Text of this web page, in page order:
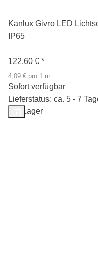
Kanlux Givro LED
IP65
122,60 € *
4,09 € pro 1 m
Sofort verfügbar
Lieferstatus: ca. 5 - 7
Auf Lager